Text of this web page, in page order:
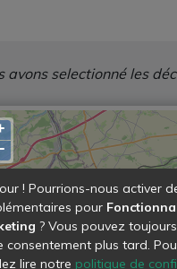
selectionné les
! Pourrions-nous activer
pour
? Vous pouvez
consentement plus tard.
lire notre politique de